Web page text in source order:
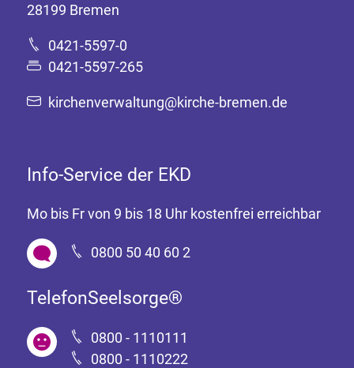
28199 Bremen
0421-5597-0
0421-5597-265
kirchenverwaltung@kirche-bremen.de
Info-Service der EKD
Mo bis Fr von 9 bis 18 Uhr kostenfrei erreichbar
0800 50 40 60 2
TelefonSeelsorge®
0800 - 1110111
0800 - 1110222